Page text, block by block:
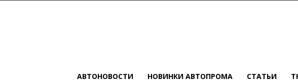
АВТОНОВОСТИ НОВИНКИ АВТОПРОМА СТАТЬИ